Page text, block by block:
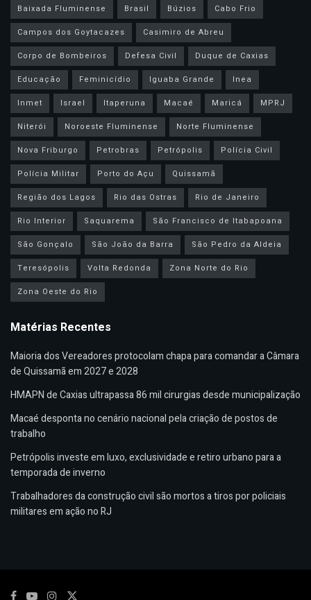
Baixada Fluminense
Brasil Búzios
Cabo Frio
Campos dos Goytacazes
Casimiro de Abreu
Corpo de Bombeiros
Defesa Civil
Duque de Caxias
Educação
Feminicídio Iguaba Grande
Inea
Inmet
Israel Itaperuna Macaé Maricá
MPRJ
Niterói
Noroeste Fluminense
Norte Fluminense
Nova Friburgo
Petrobras Petrópolis
Polícia Civil
Polícia Militar
Porto do Açu
Quissamã
Região dos Lagos
Rio das Ostras
Rio de Janeiro
Rio Interior
Saquarema
São Francisco de Itabapoana
São Gonçalo
São João da Barra
São Pedro da Aldeia
Teresópolis
Volta Redonda
Zona Norte do Rio
Zona Oeste do Rio
Matérias Recentes
Maioria dos Vereadores protocolam chapa para comandar a Câmara
de Quissamã em 2027 e 2028
HMAPN de Caxias ultrapassa 86 mil cirurgias desde municipalização
Macaé desponta no cenário nacional pela criação de postos de
trabalho
Petrópolis investe em luxo, exclusividade e retiro urbano para a
temporada de inverno
Trabalhadores da construção civil são mortos a tiros por policiais
militares em ação no RJ